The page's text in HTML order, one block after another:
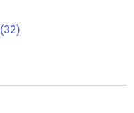
(32)